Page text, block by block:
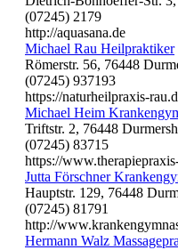
(07245) 2179
http://aquasana.de
Michael Rau Heilpraktiker
Römerstr. 56, 76448
(07245) 937193
https://naturheilpraxis-
Michael Heim
Triftstr. 2, 76448
(07245) 83715
https://
Jutta Förschner
Hauptstr. 129, 76448
(07245) 81791
http://
Hermann Walz